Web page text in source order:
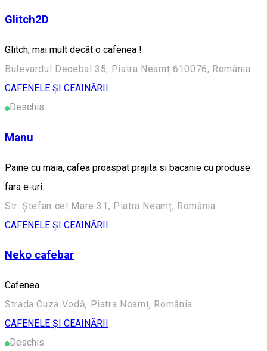
Glitch2D
Glitch, mai mult decât o cafenea !
Bulevardul Decebal 35, Piatra Neamț 610076, România
CAFENELE ȘI CEAINĂRII
Deschis
Manu
Paine cu maia, cafea proaspat prajita si bacanie cu produse
fara e-uri.
Str. Ștefan cel Mare 31, Piatra Neamț, România
CAFENELE ȘI CEAINĂRII
Neko cafebar
Cafenea
Strada Cuza Vodă, Piatra Neamț, România
CAFENELE ȘI CEAINĂRII
Deschis